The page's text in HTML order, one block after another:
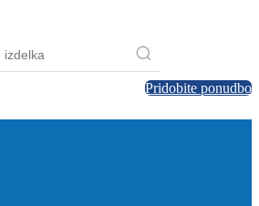
Pridobite ponudbo